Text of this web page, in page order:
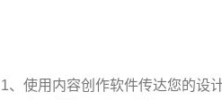
1、使用内容创作软件传达您的设